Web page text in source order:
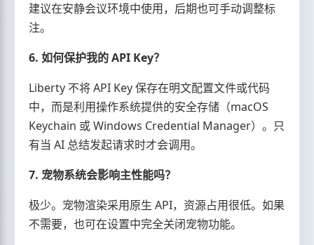
建议在安静会议环境中使用，后期也可手动调整标
注。
6. 如何保护我的 API Key？
Liberty 不将 API Key 保存在明文配置文件或代码
中，而是利用操作系统提供的安全存储（macOS
Keychain 或 Windows Credential Manager）。只
有当 AI 总结发起请求时才会调用。
7. 宠物系统会影响主性能吗？
极少。宠物渲染采用原生 API，资源占用很低。如果
不需要，也可在设置中完全关闭宠物功能。